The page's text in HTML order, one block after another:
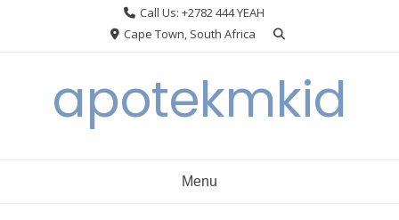
Call Us: +2782 444 YEAH
Cape Town, South Africa
apotekmkid
Menu